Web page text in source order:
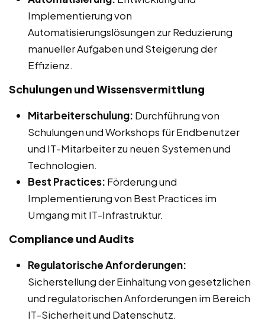
Implementierung von
Automatisierungslösungen zur Reduzierung
manueller Aufgaben und Steigerung der
Effizienz.
Schulungen und Wissensvermittlung
Mitarbeiterschulung: Durchführung von
Schulungen und Workshops für Endbenutzer
und IT-Mitarbeiter zu neuen Systemen und
Technologien.
Best Practices: Förderung und
Implementierung von Best Practices im
Umgang mit IT-Infrastruktur.
Compliance und Audits
Regulatorische Anforderungen:
Sicherstellung der Einhaltung von gesetzlichen
und regulatorischen Anforderungen im Bereich
IT-Sicherheit und Datenschutz.